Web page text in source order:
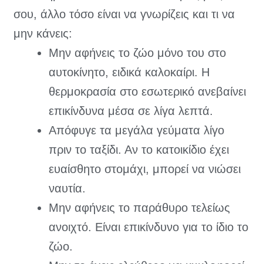
σου, άλλο τόσο είναι να γνωρίζεις και τι να
μην κάνεις:
Μην αφήνεις το ζώο μόνο του στο
αυτοκίνητο, ειδικά καλοκαίρι. Η
θερμοκρασία στο εσωτερικό ανεβαίνει
επικίνδυνα μέσα σε λίγα λεπτά.
Απόφυγε τα μεγάλα γεύματα λίγο
πριν το ταξίδι. Αν το κατοικίδιο έχει
ευαίσθητο στομάχι, μπορεί να νιώσει
ναυτία.
Μην αφήνεις το παράθυρο τελείως
ανοιχτό. Είναι επικίνδυνο για το ίδιο το
ζώο.